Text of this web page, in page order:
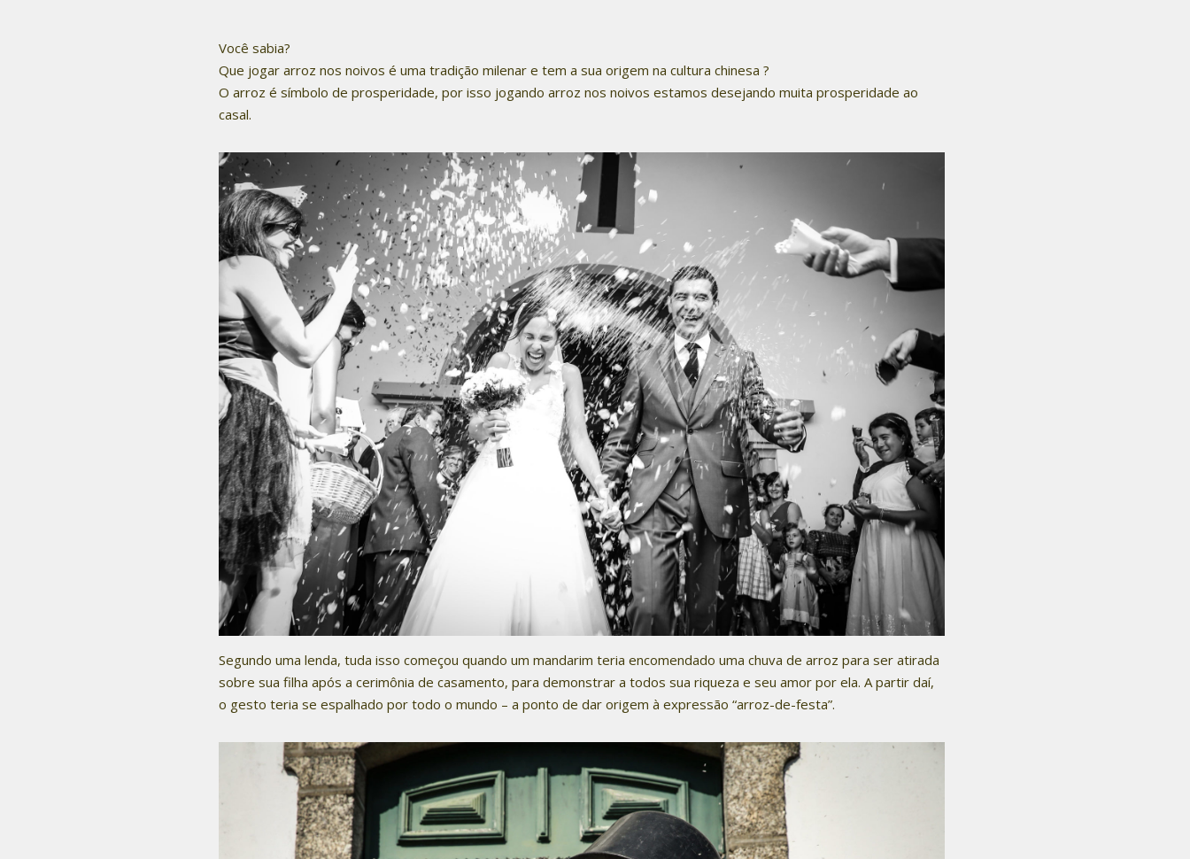
Você sabia?
Que jogar arroz nos noivos é uma tradição milenar e tem a sua origem na cultura chinesa ?
O arroz é símbolo de prosperidade, por isso jogando arroz nos noivos estamos desejando muita prosperidade ao
casal.
Segundo uma lenda, tuda isso começou quando um mandarim teria encomendado uma chuva de arroz para ser atirada
sobre sua filha após a cerimônia de casamento, para demonstrar a todos sua riqueza e seu amor por ela. A partir daí,
o gesto teria se espalhado por todo o mundo – a ponto de dar origem à expressão “arroz-de-festa”.